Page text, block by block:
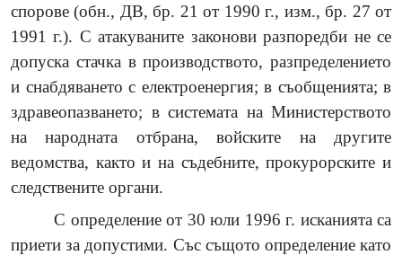
спорове (обн., ДВ, бр. 21 от 1990 г., изм., бр. 27 от
1991 г.). С атакуваните законови разпоредби не се
допуска стачка в производството, разпределението
и снабдяването с електроенергия; в съобщенията; в
здравеопазването; в системата на Министерството
на народната отбрана, войските на другите
ведомства, както и на съдебните, прокурорските и
следствените органи.
С определение от 30 юли 1996 г. исканията са
приети за допустими. Със същото определение като